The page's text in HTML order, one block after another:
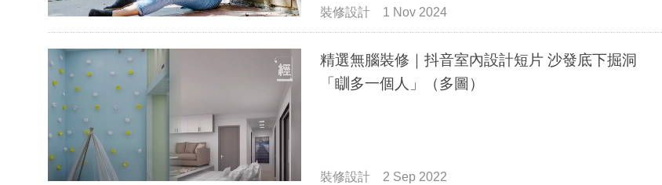
裝修設計 1 Nov 2024
精選無腦裝修｜抖音室內設計短片 沙發底下掘洞
「瞓多一個人」（多圖）
裝修設計 2 Sep 2022